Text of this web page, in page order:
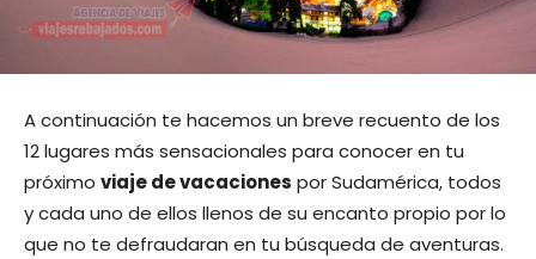
A continuación te hacemos un breve recuento de los
12 lugares más sensacionales para conocer en tu
próximo viaje de vacaciones por Sudamérica, todos
y cada uno de ellos llenos de su encanto propio por lo
que no te defraudaran en tu búsqueda de aventuras.